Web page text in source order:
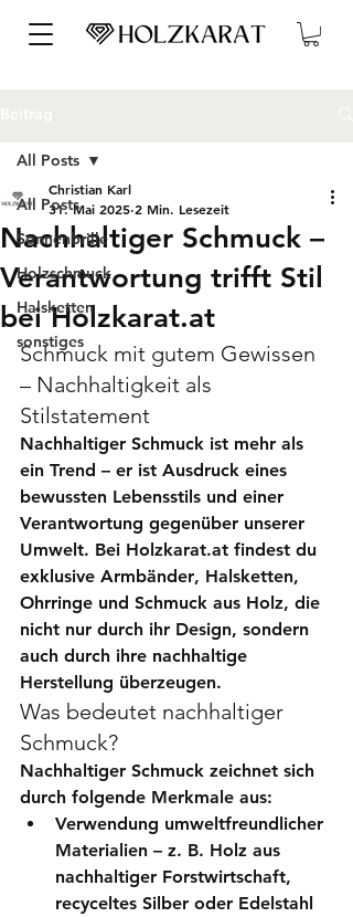
All Posts
Sonnenbrille
Holzschmuck
Halsketten
sonstiges
All Posts
Nachhaltiger Schmuck –
Verantwortung trifft Stil
bei Holzkarat.at
Christian Karl
31. Mai 2025 2 Min. Lesezeit
Schmuck mit gutem Gewissen
– Nachhaltigkeit als
Stilstatement
Nachhaltiger Schmuck ist mehr als
ein Trend – er ist Ausdruck eines
bewussten Lebensstils und einer
Verantwortung gegenüber unserer
Umwelt. Bei Holzkarat.at findest du
exklusive Armbänder, Halsketten,
Ohrringe und Schmuck aus Holz, die
nicht nur durch ihr Design, sondern
auch durch ihre nachhaltige
Herstellung überzeugen.
Was bedeutet nachhaltiger
Schmuck?
Nachhaltiger Schmuck zeichnet sich
durch folgende Merkmale aus:
Verwendung umweltfreundlicher
Materialien – z. B. Holz aus
nachhaltiger Forstwirtschaft,
recyceltes Silber oder Edelstahl